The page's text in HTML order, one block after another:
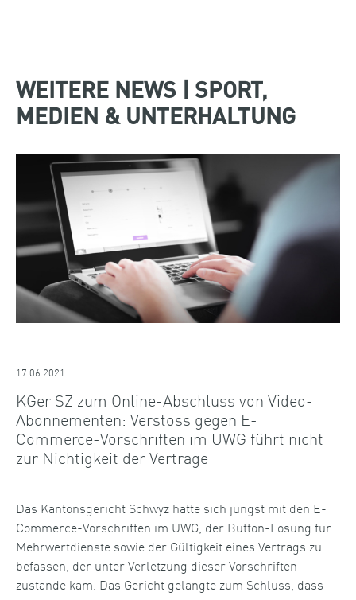
WEITERE NEWS | SPORT,
MEDIEN & UNTERHALTUNG
17.06.2021
KGer SZ zum Online-Abschluss von Video-
Abonnementen: Verstoss gegen E-
Commerce-Vorschriften im UWG führt nicht
zur Nichtigkeit der Verträge
Das Kantonsgericht Schwyz hatte sich jüngst mit den E-
Commerce-Vorschriften im UWG, der Button-Lösung für
Mehrwertdienste sowie der Gültigkeit eines Vertrags zu
befassen, der unter Verletzung dieser Vorschriften
zustande kam. Das Gericht gelangte zum Schluss, dass